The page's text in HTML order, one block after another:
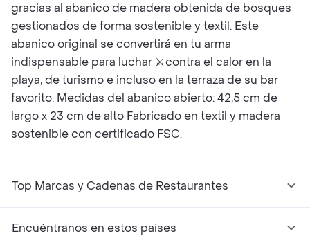
gracias al abanico de madera obtenida de bosques
gestionados de forma sostenible y textil. Este
abanico original se convertirá en tu arma
indispensable para luchar ⚔️ contra el calor en la
playa, de turismo e incluso en la terraza de su bar
favorito. Medidas del abanico abierto: 42,5 cm de
largo x 23 cm de alto Fabricado en textil y madera
sostenible con certificado FSC.
Top Marcas y Cadenas de Restaurantes
Encuéntranos en estos países